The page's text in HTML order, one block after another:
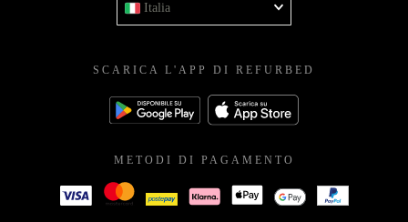
Italia
SCARICA L'APP DI REFURBED
METODI DI PAGAMENTO